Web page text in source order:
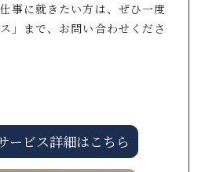
事に就きたい方は、ぜひ一度
」まで、お問い合わせくださ
ービス詳細はこちら